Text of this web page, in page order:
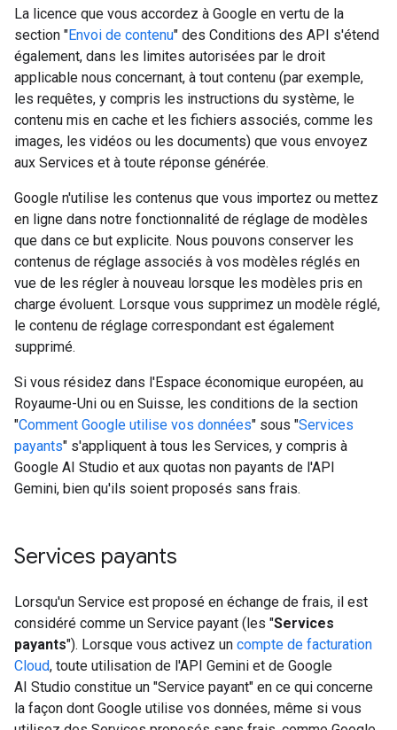
La licence que vous accordez à Google en vertu de la
section "Envoi de contenu" des Conditions des API s'étend
également, dans les limites autorisées par le droit
applicable nous concernant, à tout contenu (par exemple,
les requêtes, y compris les instructions du système, le
contenu mis en cache et les fichiers associés, comme les
images, les vidéos ou les documents) que vous envoyez
aux Services et à toute réponse générée.
Google n'utilise les contenus que vous importez ou mettez
en ligne dans notre fonctionnalité de réglage de modèles
que dans ce but explicite. Nous pouvons conserver les
contenus de réglage associés à vos modèles réglés en
vue de les régler à nouveau lorsque les modèles pris en
charge évoluent. Lorsque vous supprimez un modèle réglé,
le contenu de réglage correspondant est également
supprimé.
Si vous résidez dans l'Espace économique européen, au
Royaume-Uni ou en Suisse, les conditions de la section
"Comment Google utilise vos données" sous "Services
payants" s'appliquent à tous les Services, y compris à
Google AI Studio et aux quotas non payants de l'API
Gemini, bien qu'ils soient proposés sans frais.
Services payants
Lorsqu'un Service est proposé en échange de frais, il est
considéré comme un Service payant (les "Services
payants"). Lorsque vous activez un compte de facturation
Cloud, toute utilisation de l'API Gemini et de Google
AI Studio constitue un "Service payant" en ce qui concerne
la façon dont Google utilise vos données, même si vous